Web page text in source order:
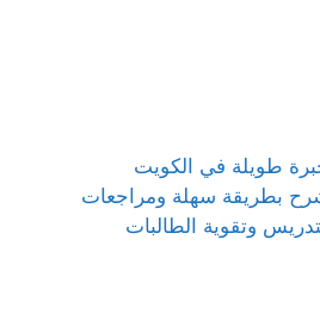
طويلة في الكويت
بطريقة سهلة ومراجعات
وتقوية الطالبات